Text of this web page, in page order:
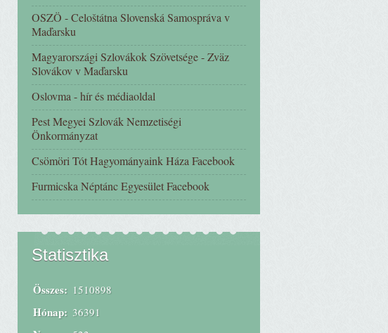
OSZÖ - Celoštátna Slovenská Samospráva v
Maďarsku
Magyarországi Szlovákok Szövetsége - Zväz
Slovákov v Maďarsku
Oslovma - hír és médiaoldal
Pest Megyei Szlovák Nemzetiségi
Önkormányzat
Csömöri Tót Hagyományaink Háza Facebook
Furmicska Néptánc Egyesület Facebook
Statisztika
Összes: 1510898
Hónap: 36391